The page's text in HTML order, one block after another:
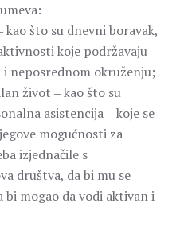
kao što su dnevni boravak,
koje podržavaju
neposrednom okruženju;
život ‒ kao što su
asistencija ‒ koje se
mogućnosti za
izjednačile s
društva, da bi mu se
mogao da vodi aktivan i